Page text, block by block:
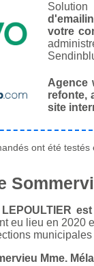
votre
Agence
refonte,
site
ont été
LEPOULTIER
eu lieu en 2020
Mme.